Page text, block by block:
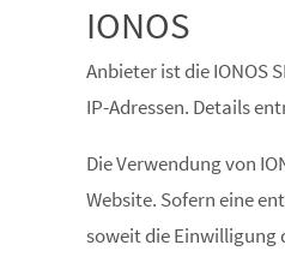
IONOS
Anbieter ist die IONOS
IP-Adressen. Details
Die Verwendung von
Website. Sofern eine
soweit die Einwilligung